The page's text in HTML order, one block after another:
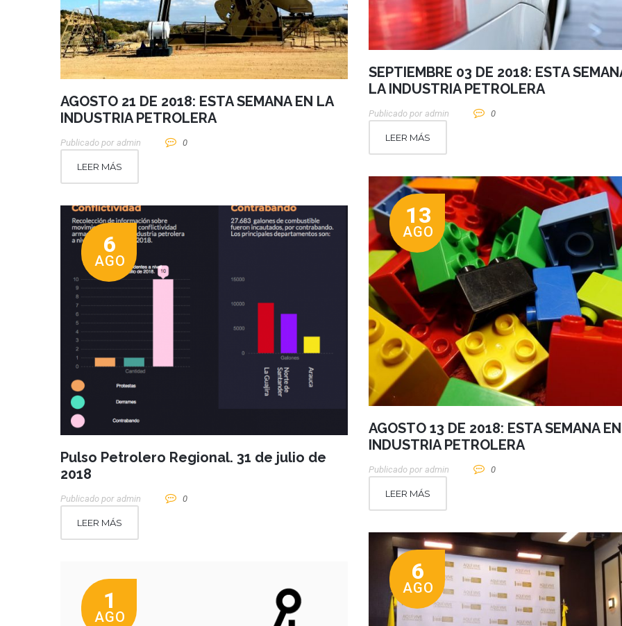
SEPTIEMBRE 03 DE 2018: ESTA
LA INDUSTRIA PETROLERA
Publicado por Admin 0
LEER MÁS
AGOSTO 21 DE 2018: ESTA SEMANA EN LA
INDUSTRIA PETROLERA
Publicado por Admin 0
LEER MÁS
13
AGO
AGOSTO 13 DE 2018: ESTA SEMANA
INDUSTRIA PETROLERA
Publicado por Admin 0
LEER MÁS
6
AGO
Pulso Petrolero Regional. 31 de julio de
2018
Publicado por Admin 0
LEER MÁS
6
AGO
1
AGO